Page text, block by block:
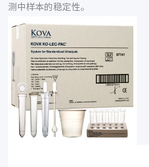
测中样本的稳定性。